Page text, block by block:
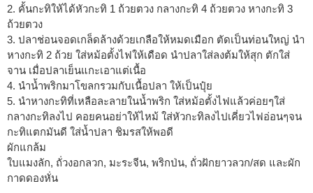
2. คั้นกะทิให้ได้หัวกะทิ 1 ถ้วยตวง กลางกะทิ 4 ถ้วยตวง หางกะทิ 3
ถ้วยตวง
3. ปลาช่อนจอดเกล็ดล้างด้วยเกลือให้หมดเมือก ตัดเป็นท่อนใหญ่ นำ
หางกะทิ 2 ถ้วย ใส่หม้อตั้งไฟให้เดือด นำปลาใส่ลงต้มให้สุก ตักใส่
จาน เมื่อปลาเย็นแกะเอาแต่เนื้อ
4. นำน้ำพริกมาโขลกรวมกับเนื้อปลา ให้เป็นปุ๋ย
5. นำหางกะทิที่เหลือละลายในน้ำพริก ใส่หม้อตั้งไฟแล้วค่อยๆใส่
กลางกะทิลงไป คอยคนอย่าให้ไหม้ ใส่หัวกะทิลงไปเคี่ยวไฟอ่อนๆจน
กะทิแตกมันดี ใส่น้ำปลา ชิมรสให้พอดี
ผักแกล้ม
ใบแมงลัก, ถั่วงอกลวก, มะระจีน, พริกป่น, ถั่วฝักยาวลวก/สด และผัก
กาดดองหั่น